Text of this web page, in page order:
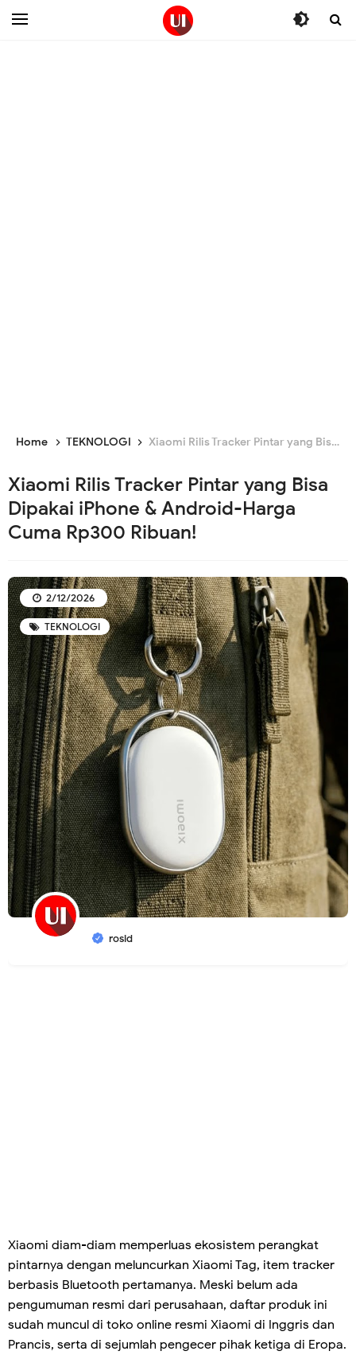
Home TEKNOLOGI Xiaomi Rilis Tracker Pintar yang Bisa Dipakai iPhone & Android-Harga Cuma Rp300 Ribuan!
Xiaomi Rilis Tracker Pintar yang Bisa
Dipakai iPhone & Android-Harga
Cuma Rp300 Ribuan!
TEKNOLOGI
rosid
2/12/2026
Xiaomi diam-diam memperluas ekosistem perangkat
pintarnya dengan meluncurkan Xiaomi Tag, item tracker
berbasis Bluetooth pertamanya. Meski belum ada
pengumuman resmi dari perusahaan, daftar produk ini
sudah muncul di toko online resmi Xiaomi di Inggris dan
Prancis, serta di sejumlah pengecer pihak ketiga di Eropa.